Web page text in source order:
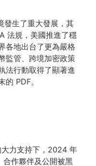
發生了重大發展，其
法規，美國推進了穩
各地出台了更為嚴格
監管、跨境加密政策
法行動取得了顯著進
PDF。
力支持下，2024 年
作夥伴及公開被黑